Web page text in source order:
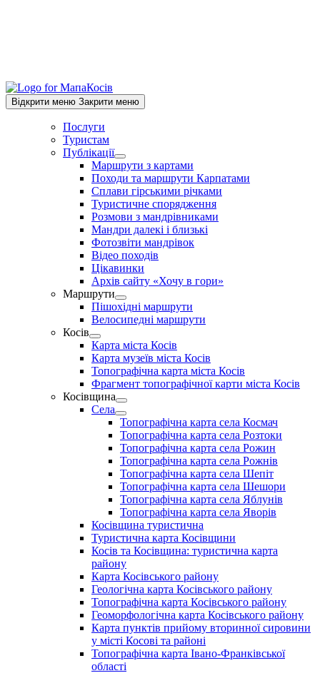
Відкрити меню Закрити меню
Послуги
Туристам
Публікації
Show
sub
menu
Маршрути з картами
Походи та маршрути Карпатами
Сплави гірськими річками
Туристичне спорядження
Розмови з мандрівниками
Мандри далекі і близькі
Фотозвіти мандрівок
Відео походів
Цікавинки
Архів сайту «Хочу в гори»
Маршрути
Show
sub
menu
Пішохідні маршрути
Велосипедні маршрути
Косів
Show
sub
menu
Карта міста Косів
Карта музеїв міста Косів
Топографічна карта міста Косів
Фрагмент топографічної карти міста Косів
Косівщина
Show
sub
menu
Села
Show
sub
menu
Топографічна карта села Космач
Топографічна карта села Розтоки
Топографічна карта села Рожин
Топографічна карта села Рожнів
Топографічна карта села Шепіт
Топографічна карта села Шешори
Топографічна карта села Яблунів
Топографічна карта села Яворів
Косівщина туристична
Туристична карта Косівщини
Косів та Косівщина: туристична карта
району
Карта Косівського району
Геологічна карта Косівського району
Топографічна карта Косівського району
Геоморфологічна карта Косівського району
Карта пунктів прийому вторинної сировини
у місті Косові та районі
Топографічна карта Івано-Франківської
області